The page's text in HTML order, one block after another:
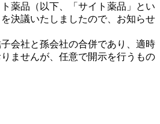
薬品（以下、「サイト薬品」とい
決議いたしましたので、お知らせ
会社と孫会社の合併であり、適時
ませんが、任意で開示を行うもの